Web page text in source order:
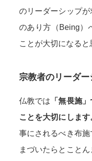
のリーダーシップ
のあり方（Being）
ことが大切になると
宗教者のリーダー
仏教では 「無畏施
ことを大切にします
事にされるべき布
まづいたらとこと